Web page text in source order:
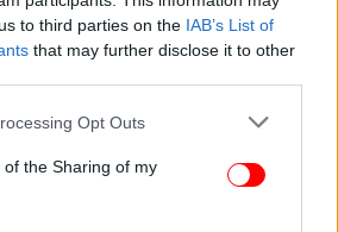
to third parties on the IAB’s List of
that may further disclose it to other
app uses one or more Google
or usage behaviour. You may click to
to Google and its third-party tags to
specified purposes in below Google
Opt Outs
the Sharing of my
συνεπής η υπόσχεση για μια
τα κάτω», όταν οι επιλογές
στο αντίθετο; Όταν
πολλών, την κομματική
τις παθογένειες που υποτίθεται
θέλει να υπερβεί;